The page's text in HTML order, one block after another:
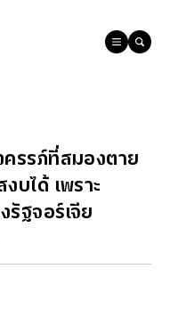
รรภ์ที่สมองตาย
บได้ เพราะ
รัฐจอร์เจีย